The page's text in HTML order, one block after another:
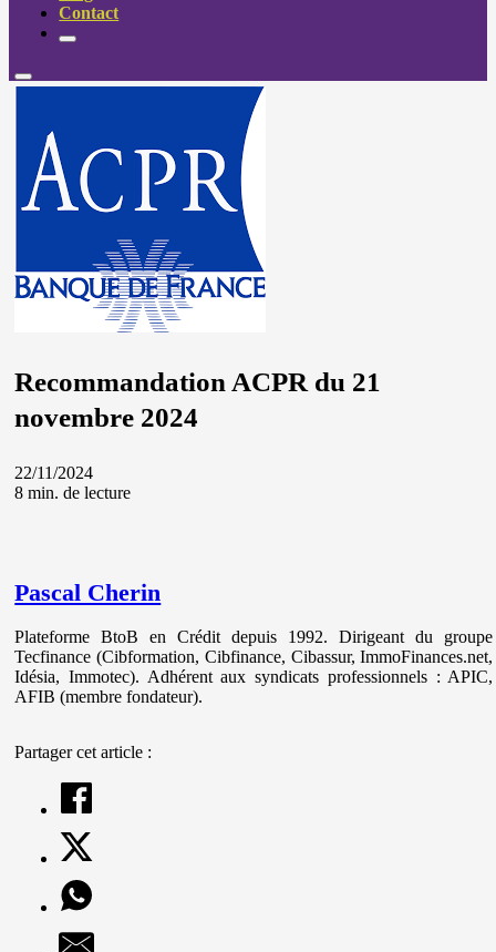
Contact
Recommandation ACPR du 21
novembre 2024
22/11/2024
8 min. de lecture
Pascal Cherin
Plateforme BtoB en Crédit depuis 1992. Dirigeant du groupe
Tecfinance (Cibformation, Cibfinance, Cibassur, ImmoFinances.net,
Idésia, Immotec). Adhérent aux syndicats professionnels : APIC,
AFIB (membre fondateur).
Partager cet article :